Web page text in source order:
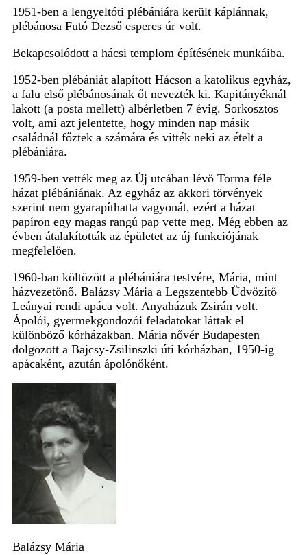
1951-ben a lengyeltóti plébániára került káplánnak,
plébánosa Futó Dezső esperes úr volt.
Bekapcsolódott a hácsi templom építésének munkáiba.
1952-ben plébániát alapított Hácson a katolikus egyház,
a falu első plébánosának őt nevezték ki. Kapitányéknál
lakott (a posta mellett) albérletben 7 évig. Sorkosztos
volt, ami azt jelentette, hogy minden nap másik
családnál főztek a számára és vitték neki az ételt a
plébániára.
1959-ben vették meg az Új utcában lévő Torma féle
házat plébániának. Az egyház az akkori törvények
szerint nem gyarapíthatta vagyonát, ezért a házat
papíron egy magas rangú pap vette meg. Még ebben az
évben átalakították az épületet az új funkciójának
megfelelően.
1960-ban költözött a plébániára testvére, Mária, mint
házvezetőnő. Balázsy Mária a Legszentebb Üdvözítő
Leányai rendi apáca volt. Anyaházuk Zsirán volt.
Ápolói, gyermekgondozói feladatokat láttak el
különböző kórházakban. Mária nővér Budapesten
dolgozott a Bajcsy-Zsilinszki úti kórházban, 1950-ig
apácaként, azután ápolónőként.
Balázsy Mária